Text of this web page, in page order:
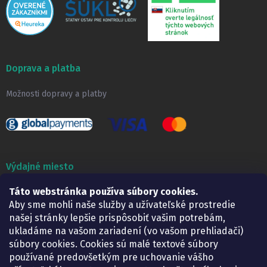
Táto webstránka používa súbory cookies.
Aby sme mohli naše služby a užívateľské prostredie
našej stránky lepšie prispôsobiť vašim potrebám,
ukladáme na vašom zariadení (vo vašom prehliadači)
súbory cookies. Cookies sú malé textové súbory
používané predovšetkým pre uchovanie vášho
Doprava a platba
Možnosti dopravy a platby
Výdajné miesto
Lekáreň ADONAI
Košice – Smetanova 2
Pondelok:
07.30 – 15.30 h.
Utorok:
07.30 – 16.00 h.
Streda:
07.30 – 16.00 h.
Štvrtok:
07.30 – 15.30 h.
Piatok:
07.30 – 15.30 h.